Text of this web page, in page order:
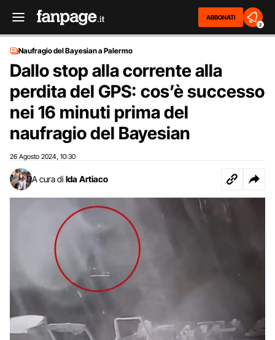
ABBONATI
2
Naufragio del Bayesian a Palermo
Dallo stop alla corrente alla
perdita del GPS: cos’è successo
nei 16 minuti prima del
naufragio del Bayesian
26 Agosto 2024 10:30
A cura di Ida Artiaco